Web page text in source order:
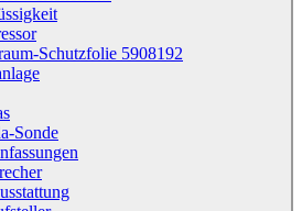
Schutzfolie 5908192
Sonde